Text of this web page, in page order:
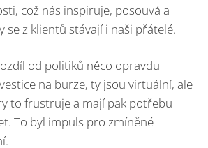
což nás inspiruje, posouvá a
se z klientů stávají i naši přátelé.
od politiků něco opravdu
na burze, ty jsou virtuální, ale
to frustruje a mají pak potřebu
To byl impuls pro zmíněné